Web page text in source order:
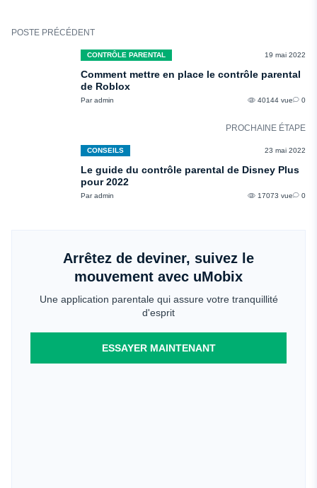
Ainsi, pour désactiver définitivement YouTube, vous devez l'ajouter à la liste
des sites web bloqués dans les paramètres parentaux du Chromebook.
POSTE PRÉCÉDENT
CONTRÔLE PARENTAL 19 mai 2022
Comment mettre en place le contrôle parental
de Roblox
Par admin 40144 vue 0
PROCHAINE ÉTAPE
CONSEILS 23 mai 2022
Le guide du contrôle parental de Disney Plus
pour 2022
Par admin 17073 vue 0
Arrêtez de deviner, suivez le
mouvement avec uMobix
Une application parentale qui assure votre tranquillité
d'esprit
ESSAYER MAINTENANT